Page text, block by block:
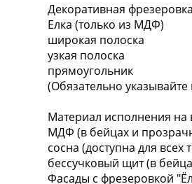
Декоративная
Елка (только из МДФ)
широкая полоска
узкая полоска
прямоугольник
(Обязательно
Материал исполнения на
МДФ (в бейцах и
сосна (доступна для всех
бессучковый щит (в
Фасады с фрезеровкой